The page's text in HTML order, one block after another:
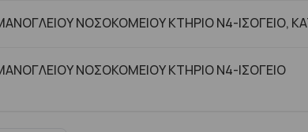
ΝΟΣΟΚΟΜΕΙΟΥ ΚΤΗΡΙΟ Ν4-ΙΣΟΓΕΙΟ,
ΝΟΣΟΚΟΜΕΙΟΥ ΚΤHΡΙΟ Ν4-ΙΣΟΓΕΙΟ